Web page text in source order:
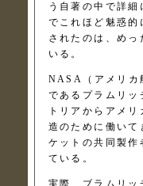
う自著の中で詳
でこれほど魅惑
されたのは、め
いる。
NASA（アメリカ
であるプラムリ
トリアからアメ
造のために働い
ケットの共同製
ている。
実際、ブラムリ